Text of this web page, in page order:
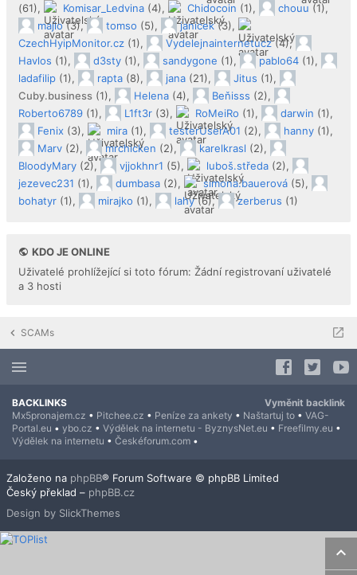
(61),
Komisar_Ledvina (4), Chidocoin (1), chouu(1),
majlo(3), tomso (5), janicek(3),
CzechHyipMonitor.cz (1), Vydelejnainternetucz(4),
Havlos (1), d3sty (1), sandygone (1), pablo64 (1),
ladafilip (1), rapta (8), jana (21), Jitus (1),
Cuby.business (1), Helena (4), Beňisss (2),
Roberto6789 (1), L1ft3r (3), RoMeiRo (1), darwin (1),
Fenix (3), mira (1), testerUserA01 (2), hanny (1),
Marv (2), mrchicken (2), karelkrasl (2),
BloodyMary (2), vjjokhnr1 (5), luboš.středa (2),
jezevec231 (1), dumbasa (2), simona.bauerová (5),
bohatyr (1), mirajko (1), lahy(6), zerberus (1)
KDO JE ONLINE
Uživatelé prohlížející si toto fórum: Žádní registrovaní uživatelé
a 3 hosti
SCAMs
BACKLINKS
Vyměnit backlink
Mx5pronajem.cz • Pitchee.cz • Peníze za ankety • Naštartuj to • VAG-
Portal.eu • ybo.cz • Výdělek na internetu - ByznysNet.eu • Freefilmy.eu •
Výdělek na internetu • Českéforum.com •
Založeno na phpBB® Forum Software © phpBB Limited
Český překlad – phpBB.cz
Design by SlickThemes